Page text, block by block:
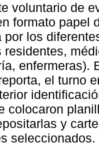
voluntario de
formato papel
por los
residentes,
enfermeras).
el turno
colocaron
y
seleccionados.